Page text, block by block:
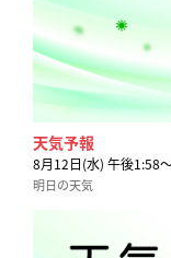
天気予報
8月12日(水) 午後1:58
明日の天気